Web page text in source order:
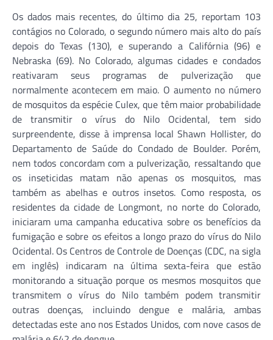
Os dados mais recentes, do último dia 25, reportam 103
contágios no Colorado, o segundo número mais alto do país
depois do Texas (130), e superando a Califórnia (96) e
Nebraska (69). No Colorado, algumas cidades e condados
reativaram seus programas de pulverização que
normalmente acontecem em maio. O aumento no número
de mosquitos da espécie Culex, que têm maior probabilidade
de transmitir o vírus do Nilo Ocidental, tem sido
surpreendente, disse à imprensa local Shawn Hollister, do
Departamento de Saúde do Condado de Boulder. Porém,
nem todos concordam com a pulverização, ressaltando que
os inseticidas matam não apenas os mosquitos, mas
também as abelhas e outros insetos. Como resposta, os
residentes da cidade de Longmont, no norte do Colorado,
iniciaram uma campanha educativa sobre os benefícios da
fumigação e sobre os efeitos a longo prazo do vírus do Nilo
Ocidental. Os Centros de Controle de Doenças (CDC, na sigla
em inglês) indicaram na última sexta-feira que estão
monitorando a situação porque os mesmos mosquitos que
transmitem o vírus do Nilo também podem transmitir
outras doenças, incluindo dengue e malária, ambas
detectadas este ano nos Estados Unidos, com nove casos de